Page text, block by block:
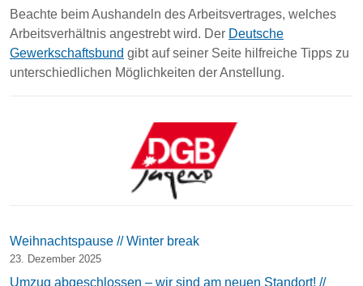
Beachte beim Aushandeln des Arbeitsvertrages, welches
Arbeitsverhältnis angestrebt wird. Der Deutsche
Gewerkschaftsbund gibt auf seiner Seite hilfreiche Tipps zu
unterschiedlichen Möglichkeiten der Anstellung.
Weihnachtspause // Winter break
23. Dezember 2025
Umzug abgeschlossen – wir sind am neuen Standort! //